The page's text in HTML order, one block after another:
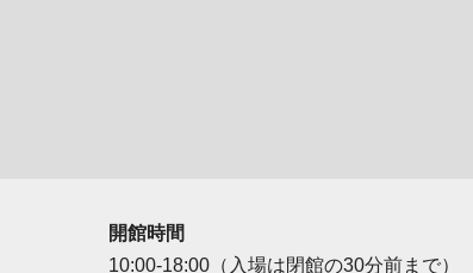
開館時間
10:00-18:00（入場は閉館の30分前まで）